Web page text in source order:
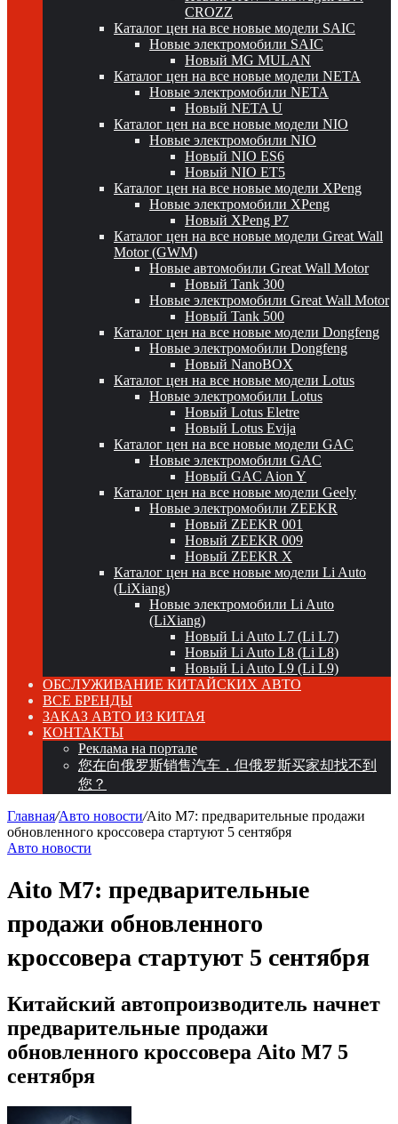
CROZZ
Каталог цен на все новые модели SAIC
Новые электромобили SAIC
Новый MG MULAN
Каталог цен на все новые модели NETA
Новые электромобили NETA
Новый NETA U
Каталог цен на все новые модели NIO
Новые электромобили NIO
Новый NIO ES6
Новый NIO ET5
Каталог цен на все новые модели XPeng
Новые электромобили XPeng
Новый XPeng P7
Каталог цен на все новые модели Great Wall
Motor (GWM)
Новые автомобили Great Wall Motor
Новый Tank 300
Новые электромобили Great Wall Motor
Новый Tank 500
Каталог цен на все новые модели Dongfeng
Новые электромобили Dongfeng
Новый NanoBOX
Каталог цен на все новые модели Lotus
Новые электромобили Lotus
Новый Lotus Eletre
Новый Lotus Evija
Каталог цен на все новые модели GAC
Новые электромобили GAC
Новый GAC Aion Y
Каталог цен на все новые модели Geely
Новые электромобили ZEEKR
Новый ZEEKR 001
Новый ZEEKR 009
Новый ZEEKR X
Каталог цен на все новые модели Li Auto
(LiXiang)
Новые электромобили Li Auto
(LiXiang)
Новый Li Auto L7 (Li L7)
Новый Li Auto L8 (Li L8)
Новый Li Auto L9 (Li L9)
ОБСЛУЖИВАНИЕ КИТАЙСКИХ АВТО
ВСЕ БРЕНДЫ
ЗАКАЗ АВТО ИЗ КИТАЯ
КОНТАКТЫ
Реклама на портале
您在向俄罗斯销售汽车，但俄罗斯买家却找不到
您？
Главная/Авто новости/Aito M7: предварительные продажи
обновленного кроссовера стартуют 5 сентября
Авто новости
Aito M7: предварительные
продажи обновленного
кроссовера стартуют 5 сентября
Китайский автопроизводитель начнет
предварительные продажи
обновленного кроссовера Aito M7 5
сентября